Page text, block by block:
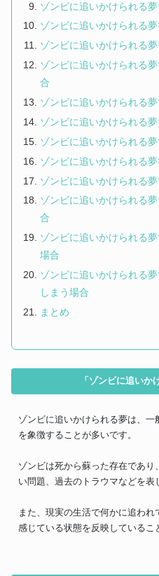
ゾンビに追いかけられる
ゾンビに追いかけられる
ゾンビに追いかけられる
ゾンビに追いかけられる
合
ゾンビに追いかけられる
ゾンビに追いかけられる
ゾンビに追いかけられる
ゾンビに追いかけられる
ゾンビに追いかけられる
ゾンビに追いかけられる
合
ゾンビに追いかけられる
場合
ゾンビに追いかけられる
しまう場合
まとめ
「ゾンビに追いか
ゾンビに追いかけられる夢は、
を象徴することが多いです。
ゾンビは死から蘇った存在であ
い問題、過去のトラウマなどを表
また、現実の生活で何かに追わ
感じている状態を反映しているこ